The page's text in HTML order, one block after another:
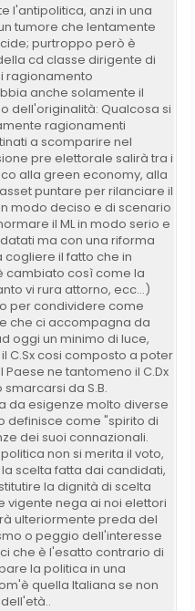
l'antipolitica, anzi in una
tumore che lentamente
purtroppo però è
cd classe dirigente di
ragionamento
anche solamente il
dell'originalità: Qualcosa si
ragionamenti
a scomparire nel
pre elettorale salirà tra i
alla green economy, alla
puntare per rilanciare il
modo deciso e di scenario
il ML in modo serio e
ma con una riforma
il fatto che in
cambiato così come la
vi rura attorno, ecc...)
per condividere come
che ci accompagna da
oggi un minimo di luce,
C.Sx cosi composto a poter
ne tantomeno il C.Dx
da S.B.
da esigenze molto diverse
definisce come "spirito di
dei suoi connazionali.
non si merita il voto,
scelta fatta dai candidati,
la dignità di scelta
vigente nega ai noi elettori
ulteriormente preda del
o peggio dell'interesse
che è l'esatto contrario di
la politica in una
quella Italiana se non